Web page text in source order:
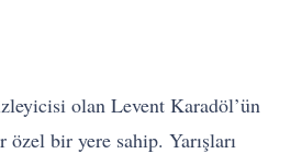
olan Levent Karadöl’ün
özel bir yere sahip. Yarışları